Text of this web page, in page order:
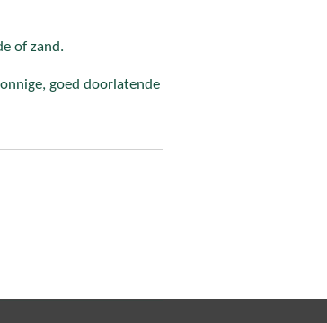
of zand.
goed doorlatende